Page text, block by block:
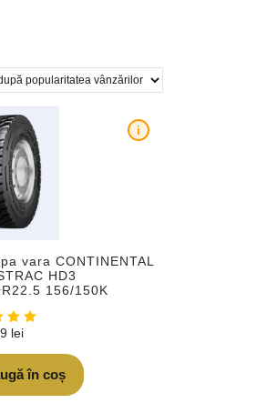
vara CONTINENTAL
HD3
156/150K
i
lei
în coș